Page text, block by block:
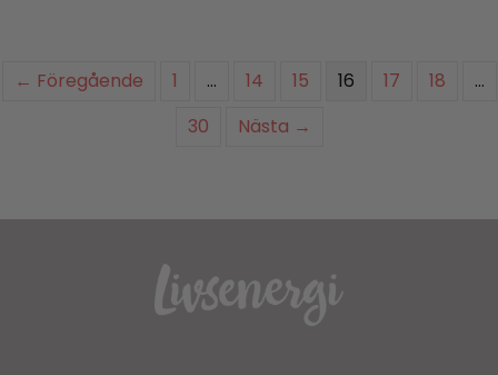
← Föregående 1 … 14 15 16 17 18
…
30
Nästa →